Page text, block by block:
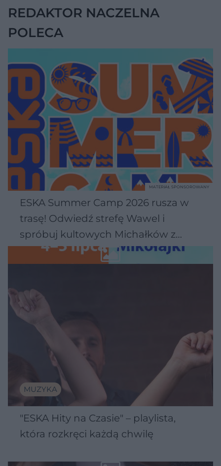
REDAKTOR NACZELNA
POLECA
ESKA Summer Camp 2026 rusza w
trasę! Odwiedź strefę Wawel i
spróbuj kultowych Michałków z
Wawelu
MATERIAŁ SPONSOROWANY
MUZYKA
"ESKA Hity na Czasie" – playlista,
która rozkręci każdą chwilę